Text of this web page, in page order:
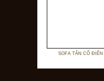
SOFA TÂN CỔ ĐIỂN